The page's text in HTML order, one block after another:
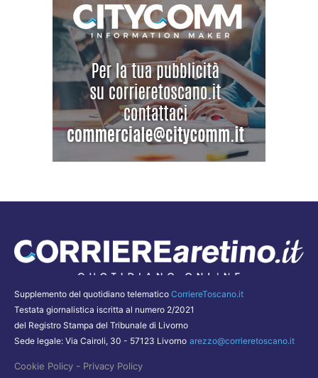
Supplemento del quotidiano telematico CorriereToscano.it
Testata giornalistica iscritta al numero 2/2021
del Registro Stampa del Tribunale di Livorno
Sede legale: Via Cairoli, 30 - 57123 Livorno arezzo@corrieretoscano.it
Cookie Policy - Privacy Policy